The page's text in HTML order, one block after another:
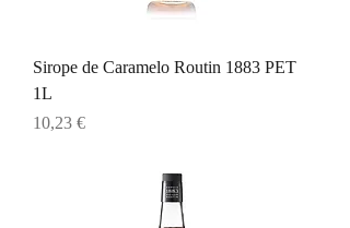
Sirope de Caramelo Routin 1883 PET
1L
Precio
10,23 €